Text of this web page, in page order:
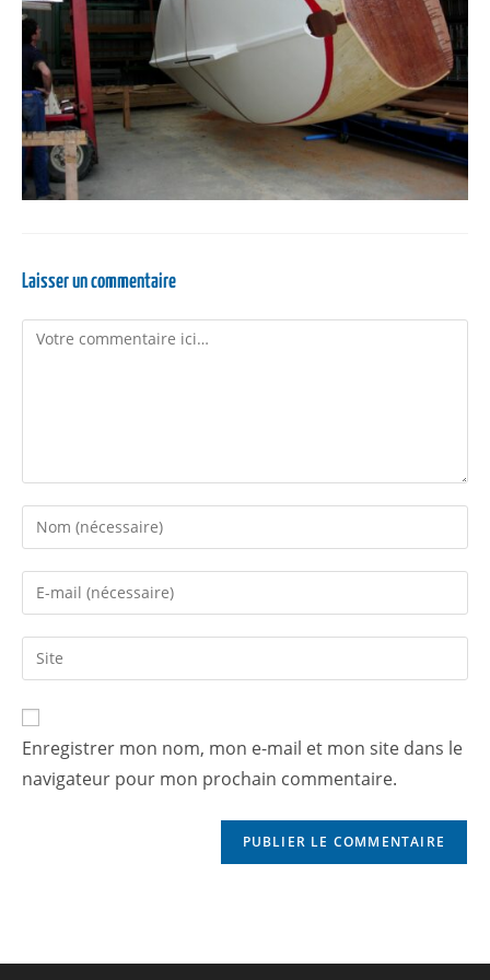
Laisser un commentaire
Enregistrer mon nom, mon e-mail et mon site dans le
navigateur pour mon prochain commentaire.